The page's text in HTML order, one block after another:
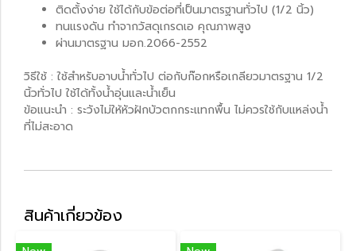
ติดตั้งง่าย ใช้ได้กับข้อต่อที่เป็นมาตรฐานทั่วไป (1/2 นิ้ว)
ทนแรงดัน ทำจากวัสดุเกรดเอ คุณภาพสูง
ผ่านมาตรฐาน มอก.2066-2552
วิธีใช้ : ใช้สำหรับอาบน้ำทั่วไป ต่อกับก๊อกหรือเกลียวมาตรฐาน 1/2
นิ้วทั่วไป ใช้ได้ทั้งน้ำอุ่นและน้ำเย็น
ข้อแนะนำ : ระวังไม่ให้หัวฝักบัวตกกระแทกพื้น ไม่ควรใช้กับแหล่งน้ำ
ที่ไม่สะอาด
สินค้าเกี่ยวข้อง